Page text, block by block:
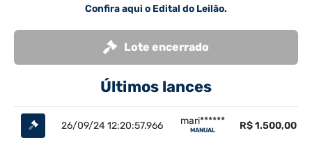
Confira aqui o Edital do Leilão.
Lote encerrado
Últimos lances
26/09/24 12:20:57.966 mari******
MANUAL R$ 1.500,00